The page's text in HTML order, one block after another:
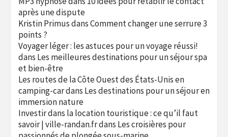
après une dispute
Kristin PrimusdansComment changer une serrure 3
points ?
Voyager léger : les astuces pour un voyage réussi!
dans Les meilleures destinations pour un séjour spa
et bien-être
Les routes de la Côte Ouest des États-Unis en
camping-cardans Les destinations pour un séjour en
immersion nature
Investir dans la location touristique : ce qu’il faut
savoir | ville-randan.frdans Les croisières pour